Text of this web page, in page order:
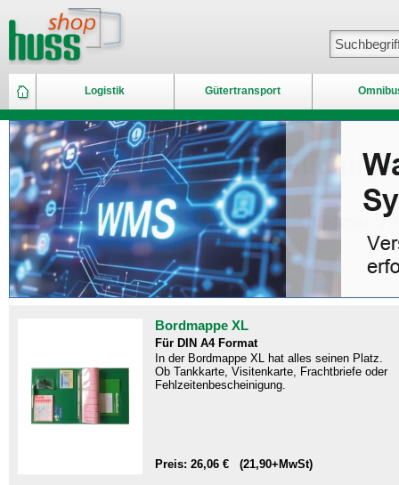
Logistik Gütertransport
Bordmappe XL
Für DIN A4 Format
In der Bordmappe XL hat alles seinen Platz.
Ob Tankkarte, Visitenkarte, Frachtbriefe oder
Fehlzeitenbescheinigung.
Preis: 26,06 € (21,90+MwSt)